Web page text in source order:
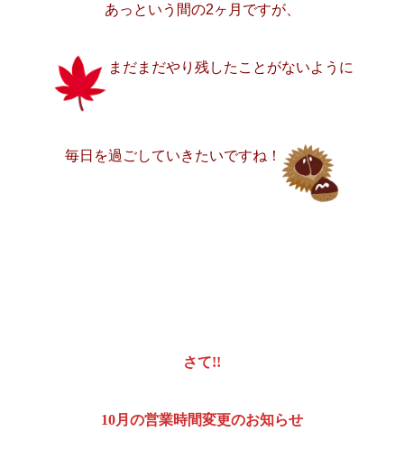
あっという間の2ヶ月ですが、
まだまだやり残したことがないように
毎日を過ごしていきたいですね！
さて!!
10月の営業時間変更のお知らせ